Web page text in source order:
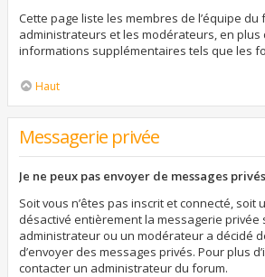
Cette page liste les membres de l’équipe
administrateurs et les modérateurs, en plus
informations supplémentaires tels que les
Haut
Messagerie privée
Je ne peux pas envoyer de messages
Soit vous n’êtes pas inscrit et connecté, soit
désactivé entièrement la messagerie privée
administrateur ou un modérateur a décidé
d’envoyer des messages privés. Pour plus
contacter un administrateur du forum.